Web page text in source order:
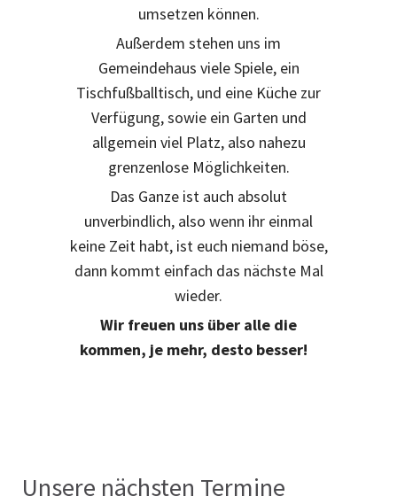
umsetzen können.
Außerdem stehen uns im
Gemeindehaus viele Spiele, ein
Tischfußballtisch, und eine Küche zur
Verfügung, sowie ein Garten und
allgemein viel Platz, also nahezu
grenzenlose Möglichkeiten.
Das Ganze ist auch absolut
unverbindlich, also wenn ihr einmal
keine Zeit habt, ist euch niemand böse,
dann kommt einfach das nächste Mal
wieder.
Wir freuen uns über alle die
kommen, je mehr, desto besser!
Unsere nächsten Termine